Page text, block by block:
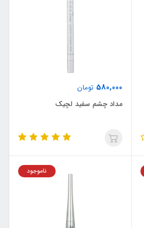
580,000 تومان
مداد چشم سفید لچیک
ناموجود